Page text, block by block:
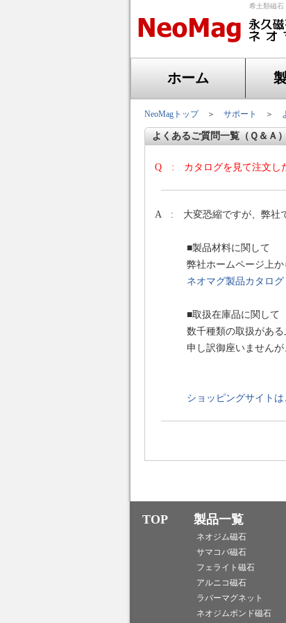
希土類磁石
ホーム
NeoMagトップ＞ サポート ＞
よくあるご質問一覧（Ｑ＆Ａ
Q : カタログを見て注文し
A : 大変恐縮ですが、弊社で
■製品材料に関して
弊社ホームページ上か
ネオマグ製品カタログ
■取扱在庫品に関して
数千種類の取扱があ
申し訳御座いませんが
ショッピングサイトは
TOP 製品一覧
ネオジム磁石
サマコバ磁石
フェライト磁石
アルニコ磁石
ラバーマグネット
ネオジムボンド磁石